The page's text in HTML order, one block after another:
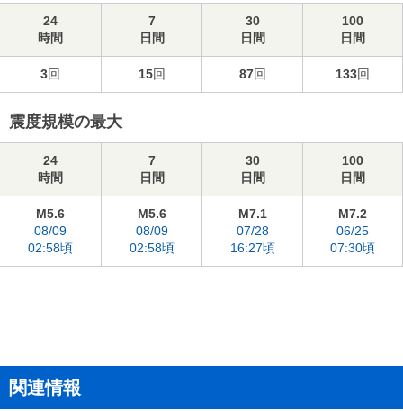
24
時間
7
日間
30
日間
100
日間
3回 15回 87回 133回
震度規模の最大
24
時間
7
日間
30
日間
100
日間
M5.6
08/09
02:58頃
M5.6
08/09
02:58頃
M7.1
07/28
16:27頃
M7.2
06/25
07:30頃
関連情報